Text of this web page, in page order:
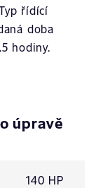
řídící
doba
hodiny.
úpravě
140 HP